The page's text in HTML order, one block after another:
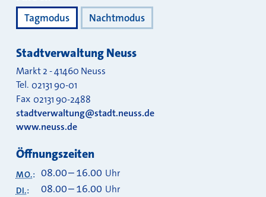
Tagmodus Nachtmodus
Stadtverwaltung Neuss
Markt 2-41460 Neuss
Tel. 02131 90-01
Fax 02131 90-2488
stadtverwaltung@stadt.neuss.de
www.neuss.de
Öffnungszeiten
MO.: 08.00–16.00 Uhr
DI.: 08.00–16.00 Uhr